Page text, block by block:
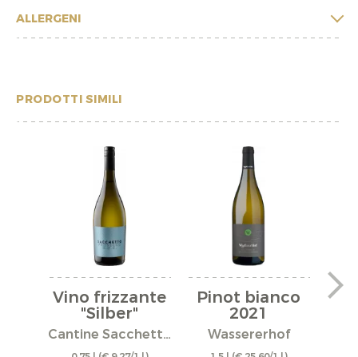
ALLERGENI
PRODOTTI SIMILI
Vino frizzante
"Silber"
Cantine Sacchetto S.r.l.
Pinot bianco
2021
Wassererhof